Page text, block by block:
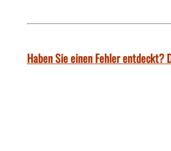
Haben Sie einen Fehler entdeckt?